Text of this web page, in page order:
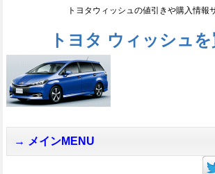
トヨタウィッシュの値引きや購入情報
トヨタ ウィッシュを
メインMENU